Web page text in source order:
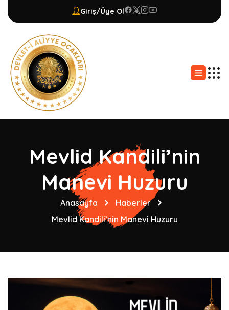
Giriş/Üye Ol
Mevlid Kandili’nin
Manevi Huzuru
Anasayfa
Haberler
Mevlid Kandili’nin Manevi Huzuru